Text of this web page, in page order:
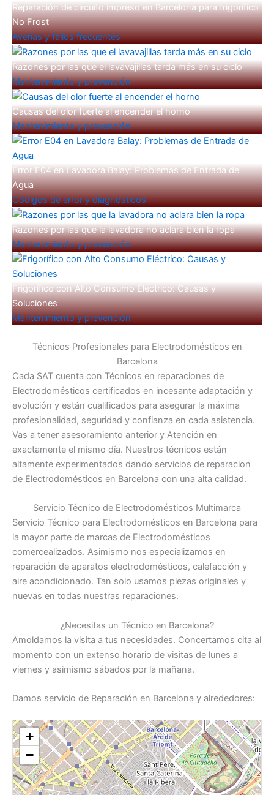
Reparación de circuito impreso en Barcelona para frigorífico
No Frost
Averías y fallos frecuentes
Razones por las que el lavavajillas tarda más en su ciclo
Mantenimiento y prevención
Causas del olor fuerte al encender el horno
Mantenimiento y prevención
Error E04 en Lavadora Balay: Problemas de Entrada de
Agua
Códigos de error y diagnósticos
Razones por las que la lavadora no aclara bien la ropa
Mantenimiento y prevención
Frigorífico con Alto Consumo Eléctrico: Causas y
Soluciones
Mantenimiento y prevención
Técnicos Profesionales para Electrodomésticos en
Barcelona
Cada SAT cuenta con Técnicos en reparaciones de
Electrodomésticos certificados en incesante adaptación y
evolución y están cualificados para asegurar la máxima
profesionalidad, seguridad y confianza en cada asistencia.
Vas a tener asesoramiento anterior y Atención en
exactamente el mismo día. Nuestros técnicos están
altamente experimentados dando servicios de reparacion
de Electrodomésticos en Barcelona con una alta calidad.
Servicio Técnico de Electrodomésticos Multimarca
Servicio Técnico para Electrodomésticos en Barcelona para
la mayor parte de marcas de Electrodomésticos
comercealizados. Asimismo nos especializamos en
reparación de aparatos electrodomésticos, calefacción y
aire acondicionado. Tan solo usamos piezas originales y
nuevas en todas nuestras reparaciones.
¿Necesitas un Técnico en Barcelona?
Amoldamos la visita a tus necesidades. Concertamos cita al
momento con un extenso horario de visitas de lunes a
viernes y asimismo sábados por la mañana.
Damos servicio de Reparación en Barcelona y alrededores:
+
−